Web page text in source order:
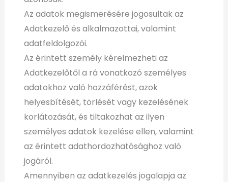
Az adatok megismerésére jogosultak az
Adatkezelő és alkalmazottai, valamint
adatfeldolgozói.
Az érintett személy kérelmezheti az
Adatkezelőtől a rá vonatkozó személyes
adatokhoz való hozzáférést, azok
helyesbítését, törlését vagy kezelésének
korlátozását, és tiltakozhat az ilyen
személyes adatok kezelése ellen, valamint
az érintett adathordozhatósághoz való
jogáról.
Amennyiben az adatkezelés jogalapja az